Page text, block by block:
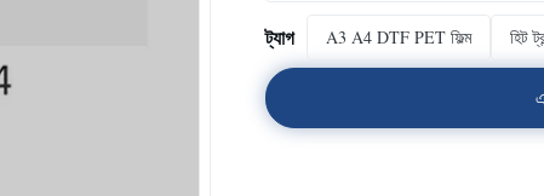
ট্যাগ A3 A4 DTF PET ফিল্ম হিট
এ